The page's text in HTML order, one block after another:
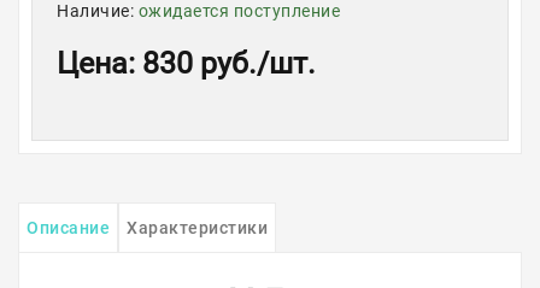
Наличие: ожидается поступление
Цена: 830 руб./шт.
Описание Характеристики